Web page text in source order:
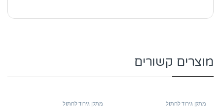
מוצרים קשורים
מתקן גירוד לחתול מתקן גירוד לחתול